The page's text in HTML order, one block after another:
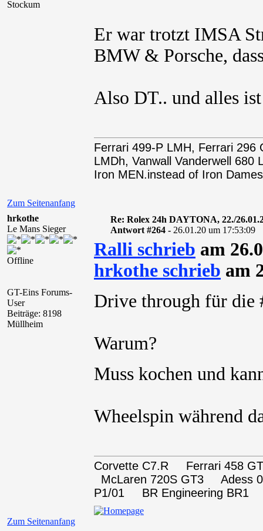
Stockum
Er war trotzt IMSA
BMW & Porsche,
Also DT.. und alles
Zum Seitenanfang
Ferrari 499-P LMH, Ferrari 296
LMDh, Vanwall Vanderwell
Iron MEN.instead of Iron
hrkothe
Le Mans Sieger
Offline
GT-Eins Forums-
User
Beiträge: 8198
Müllheim
Re: Rolex 24h DAYTONA, 22./
Antwort #264 - 26.01.20 um 17:53:09
Ralli schrieb am
hrkothe schrieb am
Drive through für
Warum?
Muss kochen und
Wheelspin während
Zum Seitenanfang
Corvette C7.R Ferrari 458
McLaren 720S GT3
P1/01 BR Engineering BR1